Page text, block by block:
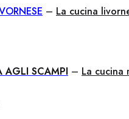
– La cucina
AGLI SCAMPI – La cucina